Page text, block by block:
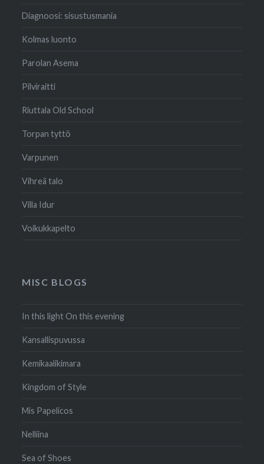
Diagnoosi: sisustusmania
Kolmas luonto
Parolan Asema
Pilviraitti
Riuttala Old School
Torpan tyttö
Varpunen
Vihreä talo
Villa Idur
Voikukkapelto
MISC BLOGS
In this light On this evening
Kansallispuvussa
Kemikaalikimara
Kingdom of Style
Mis Papelicos
Nelliina
Sea of Shoes